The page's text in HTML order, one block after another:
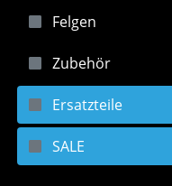
Felgen
Zubehör
Ersatzteile
SALE